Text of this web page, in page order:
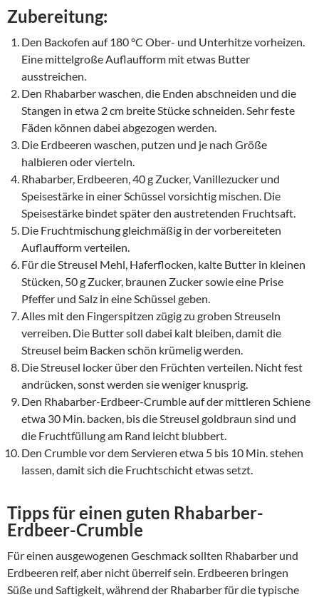
Zubereitung:
Den Backofen auf 180 °C Ober- und Unterhitze vorheizen.
Eine mittelgroße Auflaufform mit etwas Butter
ausstreichen.
Den Rhabarber waschen, die Enden abschneiden und die
Stangen in etwa 2 cm breite Stücke schneiden. Sehr feste
Fäden können dabei abgezogen werden.
Die Erdbeeren waschen, putzen und je nach Größe
halbieren oder vierteln.
Rhabarber, Erdbeeren, 40 g Zucker, Vanillezucker und
Speisestärke in einer Schüssel vorsichtig mischen. Die
Speisestärke bindet später den austretenden Fruchtsaft.
Die Fruchtmischung gleichmäßig in der vorbereiteten
Auflaufform verteilen.
Für die Streusel Mehl, Haferflocken, kalte Butter in kleinen
Stücken, 50 g Zucker, braunen Zucker sowie eine Prise
Pfeffer und Salz in eine Schüssel geben.
Alles mit den Fingerspitzen zügig zu groben Streuseln
verreiben. Die Butter soll dabei kalt bleiben, damit die
Streusel beim Backen schön krümelig werden.
Die Streusel locker über den Früchten verteilen. Nicht fest
andrücken, sonst werden sie weniger knusprig.
Den Rhabarber-Erdbeer-Crumble auf der mittleren Schiene
etwa 30 Min. backen, bis die Streusel goldbraun sind und
die Fruchtfüllung am Rand leicht blubbert.
Den Crumble vor dem Servieren etwa 5 bis 10 Min. stehen
lassen, damit sich die Fruchtschicht etwas setzt.
Tipps für einen guten Rhabarber-
Erdbeer-Crumble
Für einen ausgewogenen Geschmack sollten Rhabarber und
Erdbeeren reif, aber nicht überreif sein. Erdbeeren bringen
Süße und Saftigkeit, während der Rhabarber für die typische